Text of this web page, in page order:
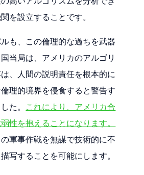
を設立することです。
も、この倫理的な過ちを武器
当局は、アメリカのアルゴリ
、人間の説明責任を根本的に
理的境界を侵食すると警告す
た。 これにより、アメリカ合
性を抱えることになります。
軍事作戦を無謀で技術的に不
写することを可能にします。